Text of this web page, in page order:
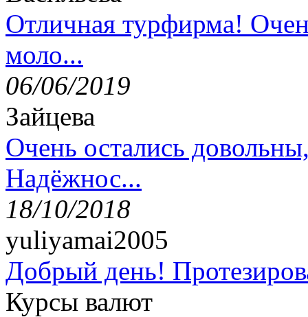
Отличная турфирма!
моло...
06/06/2019
Зайцева
Очень остались
Надёжнос...
18/10/2018
yuliyamai2005
Добрый день!
Курсы валют